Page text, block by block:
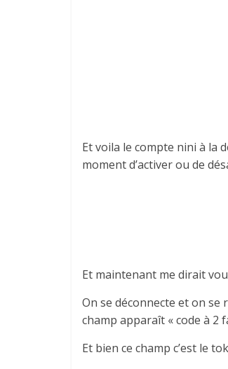
Et voila le compte nini à la
moment d’activer ou de
Et maintenant me dirait
On se déconnecte et on se
champ apparaît « code à 2
Et bien ce champ c’est le